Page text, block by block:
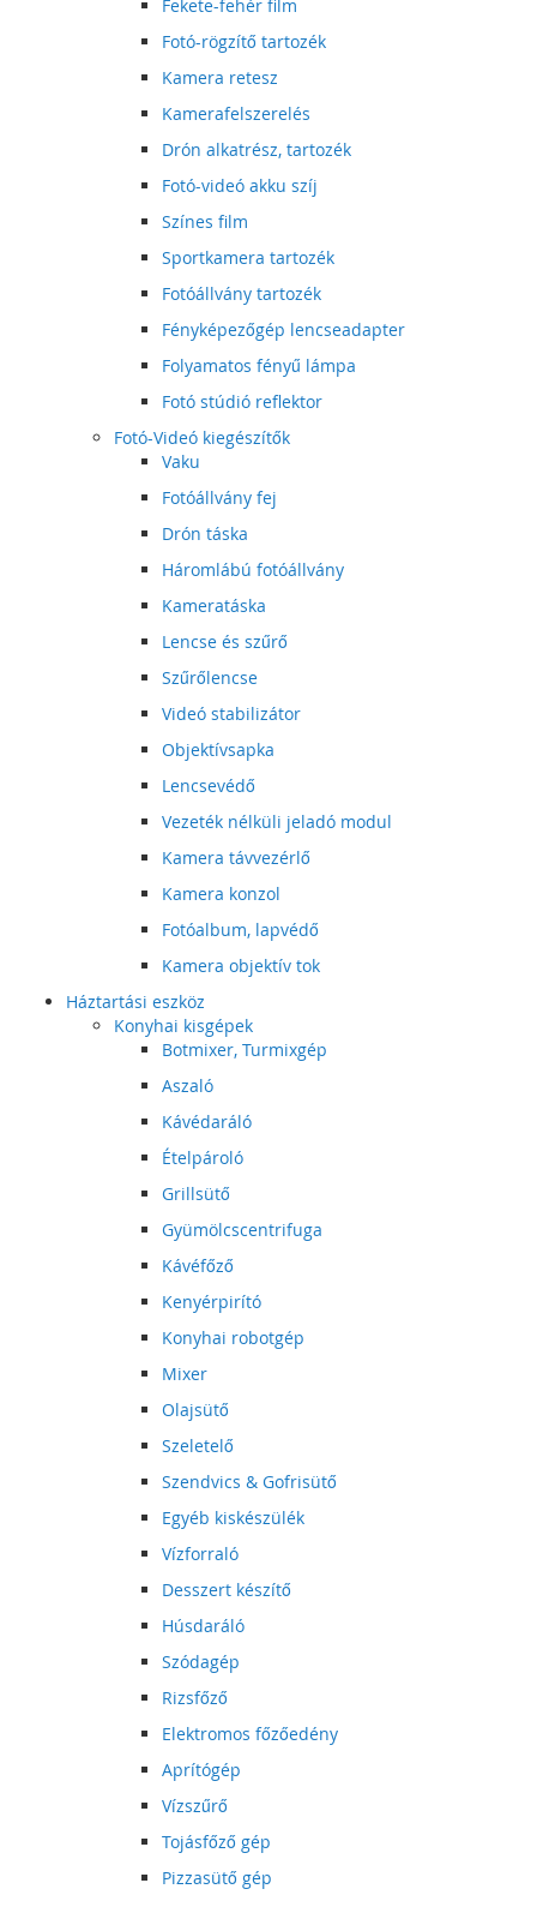
Fekete-fehér film
Fotó-rögzítő tartozék
Kamera retesz
Kamerafelszerelés
Drón alkatrész, tartozék
Fotó-videó akku szíj
Színes film
Sportkamera tartozék
Fotóállvány tartozék
Fényképezőgép lencseadapter
Folyamatos fényű lámpa
Fotó stúdió reflektor
Fotó-Videó kiegészítők
Vaku
Fotóállvány fej
Drón táska
Háromlábú fotóállvány
Kameratáska
Lencse és szűrő
Szűrőlencse
Videó stabilizátor
Objektívsapka
Lencsevédő
Vezeték nélküli jeladó modul
Kamera távvezérlő
Kamera konzol
Fotóalbum, lapvédő
Kamera objektív tok
Háztartási eszköz
Konyhai kisgépek
Botmixer, Turmixgép
Aszaló
Kávédaráló
Ételpároló
Grillsütő
Gyümölcscentrifuga
Kávéfőző
Kenyérpirító
Konyhai robotgép
Mixer
Olajsütő
Szeletelő
Szendvics & Gofrisütő
Egyéb kiskészülék
Vízforraló
Desszert készítő
Húsdaráló
Szódagép
Rizsfőző
Elektromos főzőedény
Aprítógép
Vízszűrő
Tojásfőző gép
Pizzasütő gép